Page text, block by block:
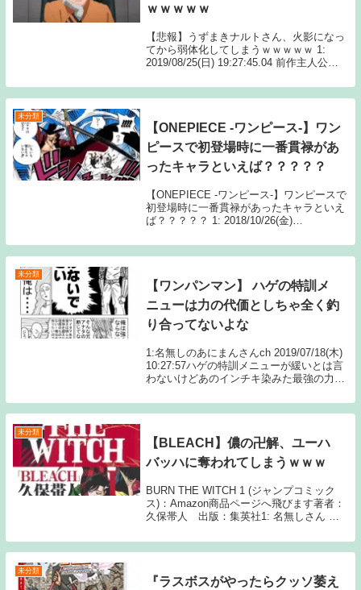
ｗｗｗｗｗ
【悲報】うずまきナルトさん、火影になっ
てから弱体化してしまうｗｗｗｗｗ 1:
2019/08/25(日) 19:27:45.04 前作主人公ン
うずまきナルトさん、火影になってから弱
体化してしま...
未分類
【ONEPIECE -ワンピース-】ワン
ピースで初登場時に一番貫禄があ
ったキャラといえば？？？？？
【ONEPIECE -ワンピース-】ワンピースで
初登場時に一番貫禄があったキャラといえ
ば？？？？？ 1: 2018/10/26(金)
読むSource: ちゃん速【ONEPIECE -ワ
ン...
未分類
【ワンパンマン】 ハゲの特訓メ
ニューは力の代価としちゃ全く釣
り合ってないよな
1:名無しのあにまんさんch 2019/07/18(木)
10:27:57ハゲの特訓メニューが緩いとは言
わないけどあのインチキ染みた最強の力の
しのあにまんさんch 2019/07/18(木) 10:2...
未分類
【BLEACH】儂の卍解、ユーハ
バッハに奪われてしまうｗｗｗ
BURN THE WITCH 1 (ジャンプコミック
ス)：Amazon商品ページへ飛びます著者：
久保帯人 出版：集英社1: 名無しさん 儂
3: 名無しさん もうよい 5: 名無しさん 信じ
られん...
未分類
『ラスボスがやったらクッソ萎え